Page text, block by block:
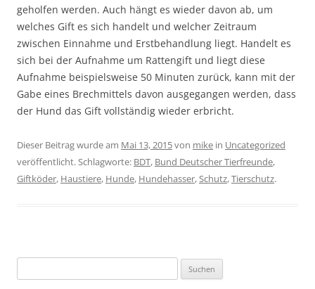
geholfen werden. Auch hängt es wieder davon ab, um
welches Gift es sich handelt und welcher Zeitraum
zwischen Einnahme und Erstbehandlung liegt. Handelt es
sich bei der Aufnahme um Rattengift und liegt diese
Aufnahme beispielsweise 50 Minuten zurück, kann mit der
Gabe eines Brechmittels davon ausgegangen werden, dass
der Hund das Gift vollständig wieder erbricht.
Dieser Beitrag wurde am Mai 13, 2015von mike in Uncategorized
veröffentlicht. Schlagworte: BDT, Bund Deutscher Tierfreunde,
Giftköder, Haustiere, Hunde, Hundehasser,Schutz,Tierschutz.
nach: